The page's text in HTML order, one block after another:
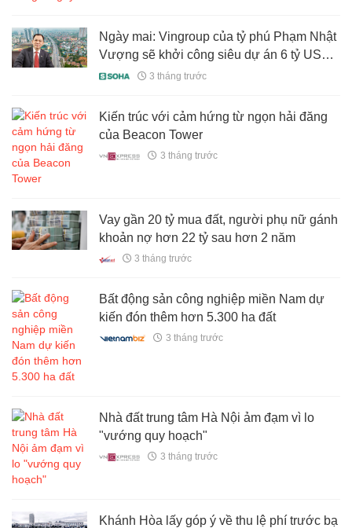
Ngày mai: Vingroup của tỷ phú Phạm Nhật
Vượng sẽ khởi công siêu dự án 6 tỷ USD
tại thành phố giàu nhất miền Bắc
3 tháng trước
Kiến trúc với cảm hứng từ ngọn hải đăng
của Beacon Tower
3 tháng trước
Vay gần 20 tỷ mua đất, người phụ nữ gánh
khoản nợ hơn 22 tỷ sau hơn 2 năm
3 tháng trước
Bất động sản công nghiệp miền Nam dự
kiến đón thêm hơn 5.300 ha đất
3 tháng trước
Nhà đất trung tâm Hà Nội ảm đạm vì lo
"vướng quy hoạch"
3 tháng trước
Khánh Hòa lấy góp ý về thu lệ phí trước bạ